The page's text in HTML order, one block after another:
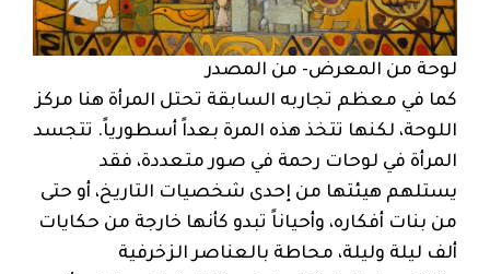
لوحة من المعرض- من المصدر
كما في معظم تجاربه السابقة تحتل المرأة هنا مركز
اللوحة، لكنها تتخذ هذه المرة بعداً أسطورياً. تتجسد
المرأة في لوحات رحمة في صور متعددة، فقد
يستلهم هيئتها من إحدى شخصيات التاريخ، أو حتى
من بنات أفكاره، وأحياناً تبدو كأنها خارجة من حكايات
ألف ليلة وليلة، محاطة بالعناصر الزخرفية